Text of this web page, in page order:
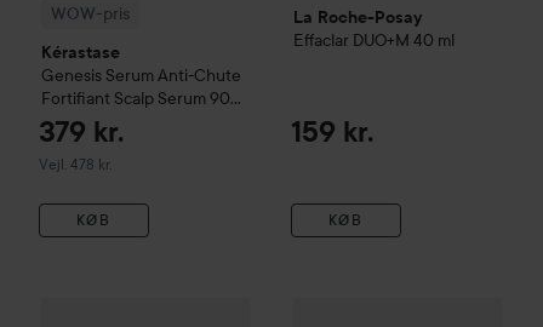
WOW-pris
Kérastase
Genesis Serum Anti-Chute
Fortifiant Scalp Serum90
ml
379 kr.
Vejl. 478 kr.
Vejledende pris 478 kr.
KØB
La Roche-Posay
Effaclar DUO+M 40 ml
159 kr.
KØB